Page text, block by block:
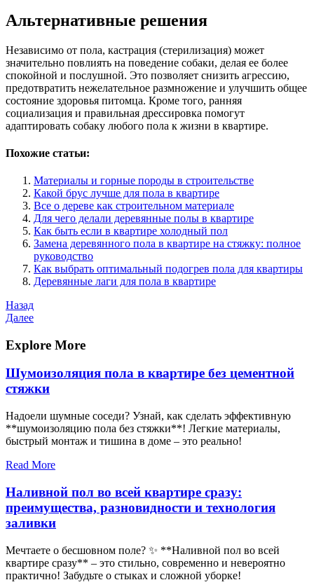
Альтернативные решения
Независимо от пола, кастрация (стерилизация) может
значительно повлиять на поведение собаки, делая ее более
спокойной и послушной. Это позволяет снизить агрессию,
предотвратить нежелательное размножение и улучшить общее
состояние здоровья питомца. Кроме того, ранняя
социализация и правильная дрессировка помогут
адаптировать собаку любого пола к жизни в квартире.
Похожие статьи:
Материалы и горные породы в строительстве
Какой брус лучше для пола в квартире
Все о дереве как строительном материале
Для чего делали деревянные полы в квартире
Как быть если в квартире холодный пол
Замена деревянного пола в квартире на стяжку: полное
руководство
Как выбрать оптимальный подогрев пола для квартиры
Деревянные лаги для пола в квартире
Навигация
по
записям
Предыдущая
запись
Назад
Следующая
Далее
Explore More
Шумоизоляция пола в квартире без цементной
стяжки
Надоели шумные соседи? Узнай, как сделать эффективную
**шумоизоляцию пола без стяжки**! Легкие материалы,
быстрый монтаж и тишина в доме – это реально!
Read More
Наливной пол во всей квартире сразу:
преимущества, разновидности и технология
заливки
Мечтаете о бесшовном поле? ✨ **Наливной пол во всей
квартире сразу** – это стильно, современно и невероятно
практично! Забудьте о стыках и сложной уборке!